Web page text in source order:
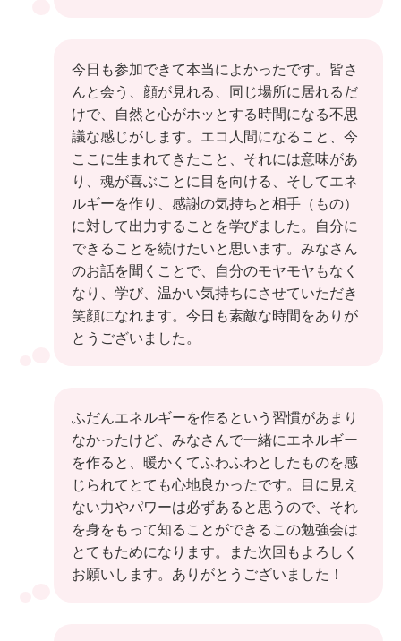
今日も参加できて本当によかったです。皆さ
んと会う、顔が見れる、同じ場所に居れるだ
けで、自然と心がホッとする時間になる不思
議な感じがします。エコ人間になること、今
ここに生まれてきたこと、それには意味があ
り、魂が喜ぶことに目を向ける、そしてエネ
ルギーを作り、感謝の気持ちと相手（もの）
に対して出力することを学びました。自分に
できることを続けたいと思います。みなさん
のお話を聞くことで、自分のモヤモヤもなく
なり、学び、温かい気持ちにさせていただき
笑顔になれます。今日も素敵な時間をありが
とうございました。
ふだんエネルギーを作るという習慣があまり
なかったけど、みなさんで一緒にエネルギー
を作ると、暖かくてふわふわとしたものを感
じられてとても心地良かったです。目に見え
ない力やパワーは必ずあると思うので、それ
を身をもって知ることができるこの勉強会は
とてもためになります。また次回もよろしく
お願いします。ありがとうございました！